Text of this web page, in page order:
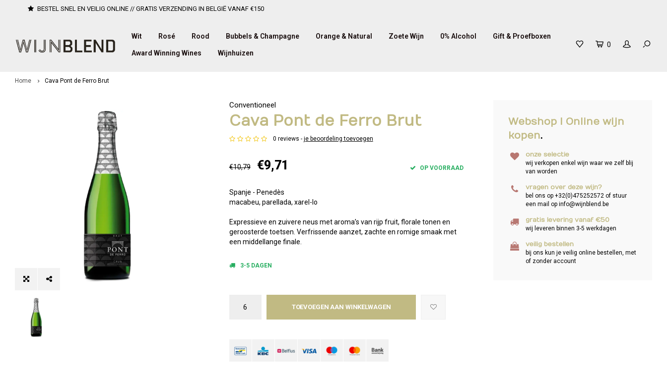
BESTEL SNEL EN VEILIG ONLINE // GRATIS VERZENDING IN BELGIË VANAF €150
Wit Rosé Rood Bubbels & Champagne Orange & Natural Zoete Wijn 0% Alcohol Gift & Proefboxen
Award Winning Wines Wijnhuizen
0
Home Cava Pont de Ferro Brut
Conventioneel
Cava Pont de Ferro Brut
0 reviews - je beoordeling toevoegen
€10,79 €9,71 OP VOORRAAD
Spanje - Penedès
macabeu, parellada, xarel-lo
Expressieve en zuivere neus met aroma’s van rijp fruit, florale tonen en
geroosterde toetsen. Verfrissende aanzet, zachte en romige smaak met
een middellange finale.
3-5 DAGEN
TOEVOEGEN AAN WINKELWAGEN
Webshop I Online wijn
kopen.
onze selectie
wij verkopen enkel wijn waar we zelf blij
van worden
vragen over deze wijn?
bel ons op +32(0)475252572 of stuur
een mail op info@wijnblend.be
gratis levering vanaf €50
wij leveren binnen 3-5 werkdagen
veilig bestellen
bij ons kun je veilig online bestellen, met
of zonder account